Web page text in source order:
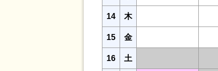
14 木
15 金
16 土